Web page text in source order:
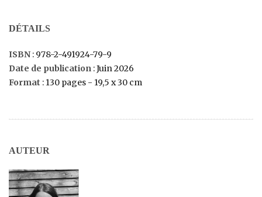
DÉTAILS
ISBN : 978-2-491924-79-9
Date de publication : Juin 2026
Format : 130 pages - 19,5 x 30 cm
AUTEUR